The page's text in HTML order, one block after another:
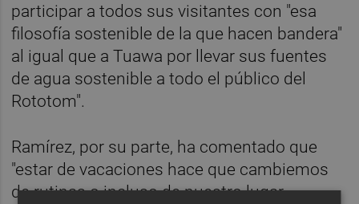
participar a todos sus visitantes con "esa
filosofía sostenible de la que hacen bandera"
al igual que a Tuawa por llevar sus fuentes
de agua sostenible a todo el público del
Rototom".
Ramírez, por su parte, ha comentado que
"estar de vacaciones hace que cambiemos
de rutinas o incluso de nuestro lugar